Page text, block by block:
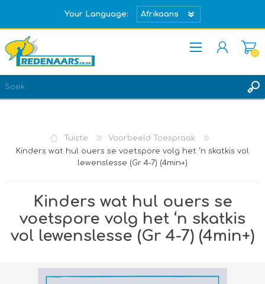
Your Language:
REGISTREER
(0)
Tuiste
Voorbeeld Toespraak
Kinders wat hul ouers se voetspore volg het ‘n skatkis vol
lewenslesse (Gr 4-7) (4min+)
Kinders wat hul ouers se
voetspore volg het ‘n skatkis
vol lewenslesse (Gr 4-7) (4min+)